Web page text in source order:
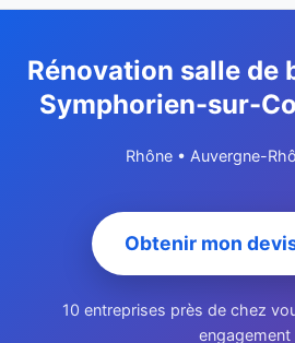
Rénovation salle de
Symphorien-sur-
Rhône • Auvergne-
Obtenir mon
10 entreprises près de chez
engagement